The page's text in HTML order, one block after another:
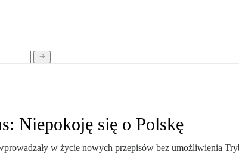
Niepokoję się o Polskę
w życie nowych przepisów bez umożliwienia